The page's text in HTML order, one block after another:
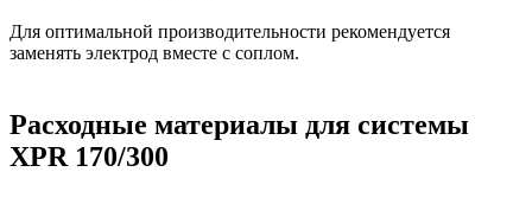
Для оптимальной производительности рекомендуется
заменять электрод вместе с соплом.
Расходные материалы для системы
XPR 170/300